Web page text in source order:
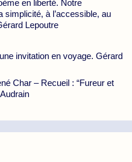
en liberté. Notre
simplicité, à l’accessible, au
Lepoutre
invitation en voyage. Gérard
Char – Recueil : “Fureur et